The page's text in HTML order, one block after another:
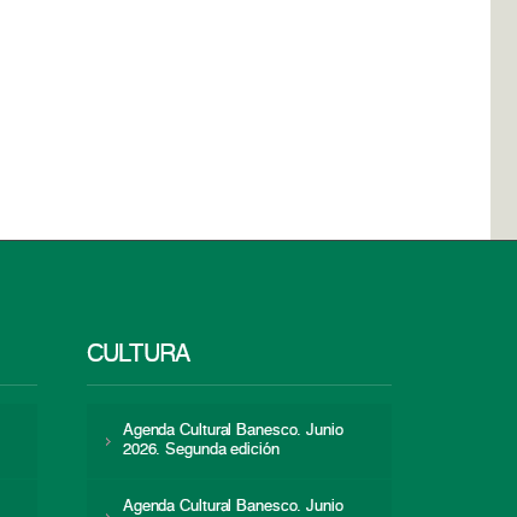
CULTURA
Agenda Cultural Banesco. Junio
2026. Segunda edición
Agenda Cultural Banesco. Junio